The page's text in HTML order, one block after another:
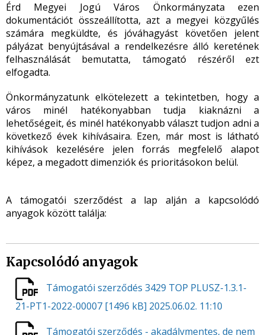
Érd Megyei Jogú Város Önkormányzata ezen
dokumentációt összeállította, azt a megyei közgyűlés
számára megküldte, és jóváhagyást követően jelent
pályázat benyújtásával a rendelkezésre álló keretének
felhasználását bemutatta, támogató részéről ezt
elfogadta.
Önkormányzatunk elkötelezett a tekintetben, hogy a
város minél hatékonyabban tudja kiaknázni a
lehetőségeit, és minél hatékonyabb választ tudjon adni a
következő évek kihívásaira. Ezen, már most is látható
kihívások kezelésére jelen forrás megfelelő alapot
képez, a megadott dimenziók és prioritásokon belül.
A támogatói szerződést a lap alján a kapcsolódó
anyagok között találja:
Kapcsolódó anyagok
Támogatói szerződés 3429 TOP PLUSZ-1.3.1-
21-PT1-2022-00007 [1496 kB] 2025.06.02. 11:10
Támogatói szerződés - akadálymentes, de nem